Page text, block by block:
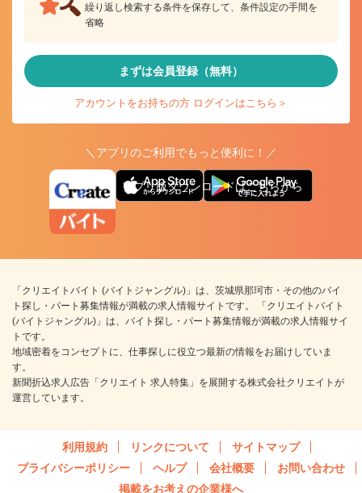
繰り返し検索する条件を保存して、条件設定の手間を
省略
まずは会員登録（無料）
アカウントをお持ちの方 ログインはこちら＞
＼アプリのご利用でもっと便利に！／
アプリ版ダウンロードはこちらから
「クリエイトバイト (バイトジャングル)」は、茨城県那珂市・その他のバイ
ト探し・パート募集情報が満載の求人情報サイトです。 「クリエイトバイト
(バイトジャングル)」は、バイト探し・パート募集情報が満載の求人情報サイ
トです。
地域密着をコンセプトに、仕事探しに役立つ最新の情報をお届けしていま
す。
新聞折込求人広告「クリエイト 求人特集」を展開する株式会社クリエイトが
運営しています。
利用規約 リンクについて
サイトマップ
プライバシーポリシー
ヘルプ 会社概要
お問い合わせ
掲載をお考えの企業様へ